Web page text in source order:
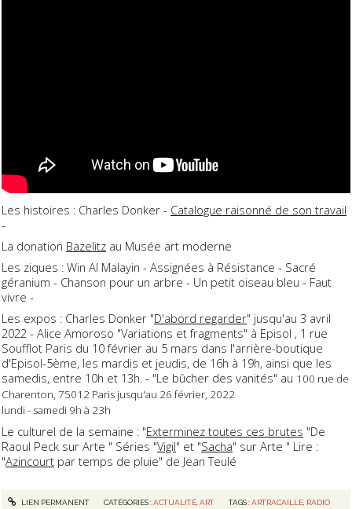
Les histoires : Charles Donker - Catalogue raisonné de son travail
-
La donation Bazelitz au Musée art moderne
Les ziques : Win Al Malayin - Assignées à Résistance - Sacré
géranium - Chanson pour un arbre - Un petit oiseau bleu - Faut
vivre -
Les expos : Charles Donker "D'abord regarder" jusqu'au 3 avril
2022 - Alice Amoroso "Variations et fragments" à Episol , 1 rue
Soufflot Paris du 10 février au 5 mars dans l'arrière-boutique
d'Episol-5ème, les mardis et jeudis, de 16h à 19h, ainsi que les
samedis, entre 10h et 13h. - "Le bûcher des vanités" au 100 rue de
Charenton, 75012 Paris jusqu'au 26 février, 2022
lundi - samedi 9h à 23h
Le culturel de la semaine : "Exterminez toutes ces brutes "De
Raoul Peck sur Arte " Séries "Vigil" et "Sacha" sur Arte " Lire :
"Azincourt par temps de pluie" de Jean Teulé
LIEN PERMANENT CATÉGORIES :ACTUALITÉ, ART TAGS :ARTRACAILLE RADIO